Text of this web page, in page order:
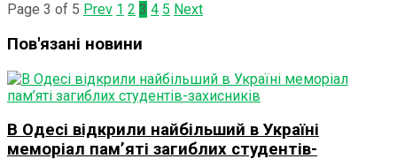
Page 3 of 5 Prev 1 2 3 4 5 Next
Пов'язані новини
В Одесі відкрили найбільший в Україні
меморіал пам’яті загиблих студентів-